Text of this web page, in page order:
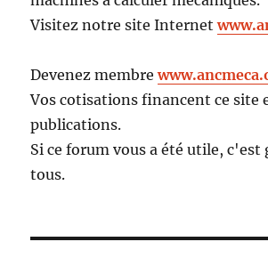
Visitez notre site Internet
Devenez membre
Vos cotisations financent ce site
publications.
Si ce forum vous a été utile, c'est
tous.